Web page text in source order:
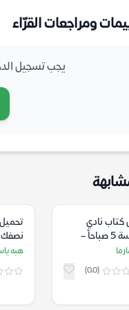
ومراجعات القرّاء
يجب تسجيل
كتاب نادي
الخامسة 5 صباحاً –
(0.0)
نصفك
هبه